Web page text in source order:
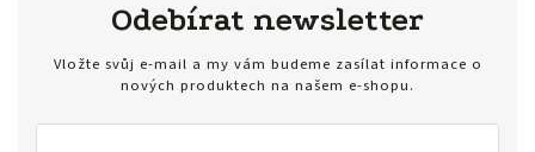
Odebírat newsletter
Vložte svůj e-mail a my vám budeme zasílat informace o
nových produktech na našem e-shopu.